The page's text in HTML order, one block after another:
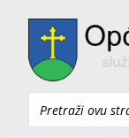
Pretraži